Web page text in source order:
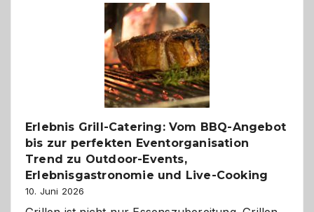
–
die
Gelegenheit,
neue
Reiseziele
zu
entdecken
Erlebnis Grill-Catering: Vom BBQ-Angebot
bis zur perfekten Eventorganisation
Trend zu Outdoor-Events,
Erlebnisgastronomie und Live-Cooking
10. Juni 2026